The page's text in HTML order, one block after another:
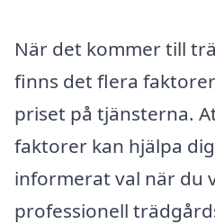
När det kommer till
finns det flera
priset på tjänsterna.
faktorer kan hjälpa
informerat val när du
professionell